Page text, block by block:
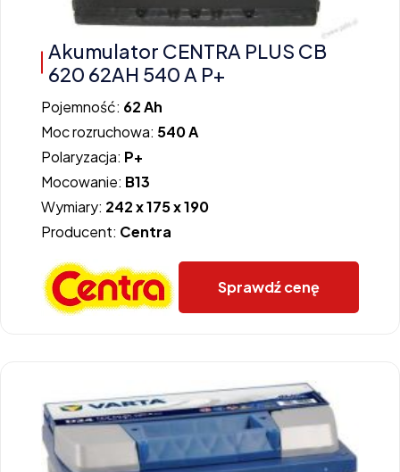
Akumulator CENTRA PLUS CB
620 62AH 540 A P+
Pojemność: 62 Ah
Moc rozruchowa: 540 A
Polaryzacja: P+
Mocowanie: B13
Wymiary: 242 x 175 x 190
Producent: Centra
Sprawdź cenę